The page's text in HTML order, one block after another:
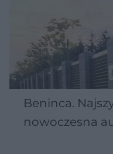
Beninca.
nowoczesna